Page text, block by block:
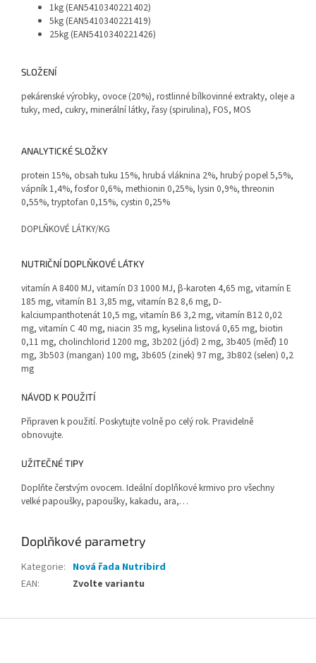
1kg (EAN5410340221402)
5kg (EAN5410340221419)
25kg (EAN5410340221426)
SLOŽENÍ
pekárenské výrobky, ovoce (20%), rostlinné bílkovinné extrakty, oleje a
tuky, med, cukry, minerální látky, řasy (spirulina), FOS, MOS
ANALYTICKÉ SLOŽKY
protein 15%, obsah tuku 15%, hrubá vláknina 2%, hrubý popel 5,5%,
vápník 1,4%, fosfor 0,6%, methionin 0,25%, lysin 0,9%, threonin
0,55%, tryptofan 0,15%, cystin 0,25%
DOPLŇKOVÉ LÁTKY/KG
NUTRIČNÍ DOPLŇKOVÉ LÁTKY
vitamín A 8400 MJ, vitamín D3 1000 MJ, β-karoten 4,65 mg, vitamín E
185 mg, vitamín B1 3,85 mg, vitamín B2 8,6 mg, D-
kalciumpanthotenát 10,5 mg, vitamín B6 3,2 mg, vitamín B12 0,02
mg, vitamín C 40 mg, niacin 35 mg, kyselina listová 0,65 mg, biotin
0,11 mg, cholinchlorid 1200 mg, 3b202 (jód) 2 mg, 3b405 (měď) 10
mg, 3b503 (mangan) 100 mg, 3b605 (zinek) 97 mg, 3b802 (selen) 0,2
mg
NÁVOD K POUŽITÍ
Připraven k použití. Poskytujte volně po celý rok. Pravidelně
obnovujte.
UŽITEČNÉ TIPY
Doplňte čerstvým ovocem. Ideální doplňkové krmivo pro všechny
velké papoušky, papoušky, kakadu, ara,…
Doplňkové parametry
Kategorie: Nová řada Nutribird
EAN: Zvolte variantu